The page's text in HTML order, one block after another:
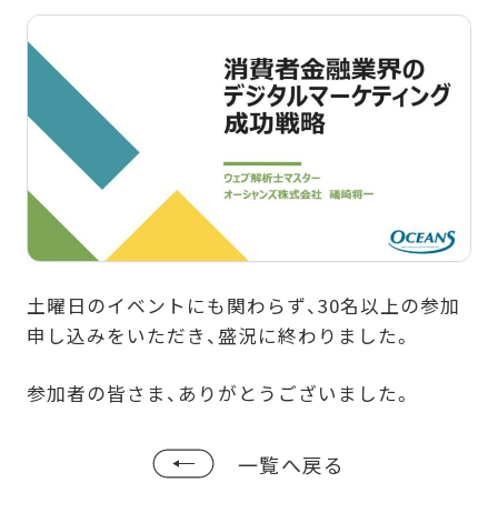
土曜日のイベントにも関わらず、30名以上の参加
申し込みをいただき、盛況に終わりました。
参加者の皆さま、ありがとうございました。
一覧へ戻る